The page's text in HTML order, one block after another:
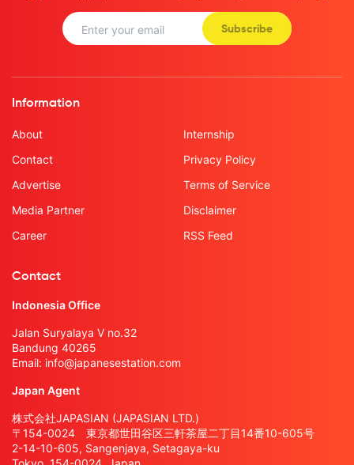
Subscribe
Information
About
Contact
Advertise
Media Partner
Career
Internship
Privacy Policy
Terms of Service
Disclaimer
RSS Feed
Contact
Indonesia Office
Jalan Suryalaya V no.32
Bandung 40265
Email: info@japanesestation.com
Japan Agent
株式会社JAPASIAN (JAPASIAN LTD.)
〒154-0024 東京都世田谷区三軒茶屋二丁目14番10-605号
2-14-10-605, Sangenjaya, Setagaya-ku